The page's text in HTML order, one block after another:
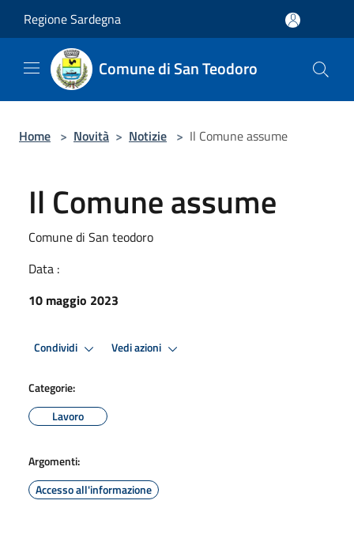
Regione Sardegna
Comune di San Teodoro
Home > Novità > Notizie > Il Comune assume
Il Comune assume
Comune di San teodoro
Data :
10 maggio 2023
Condividi Vedi azioni
Categorie:
Lavoro
Argomenti:
Accesso all'informazione